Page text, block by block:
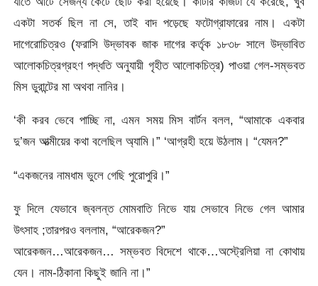
একটা সতর্ক ছিল না সে, তাই বাদ পড়েছে ফটোগ্রাফারের নাম। একটা
দাগেরোচিত্রও (ফরাসি উদ্ভাবক জাক দাগের কর্তৃক ১৮৩৮ সালে উদ্ভাবিত
আলোকচিত্রগ্রহণ পদ্ধতি অনুযায়ী গৃহীত আলোকচিত্র) পাওয়া গেল-সম্ভবত
মিস ডুরান্টের মা অথবা নানির।
‘কী করব ভেবে পাচ্ছি না, এমন সময় মিস বার্টন বলল, “আমাকে একবার
দু’জন আত্মীয়ের কথা বলেছিল অ্যামি।” ‘আগ্রহী হয়ে উঠলাম। “যেমন?”
“একজনের নামধাম ভুলে গেছি পুরোপুরি।”
ফু দিলে যেভাবে জ্বলন্ত মোমবাতি নিভে যায় সেভাবে নিভে গেল আমার
উৎসাহ ;তারপরও বললাম, “আরেকজন?”
আরেকজন…আরেকজন… সম্ভবত বিদেশে থাকে…অস্ট্রেলিয়া না কোথায়
যেন। নাম-ঠিকানা কিছুই জানি না।”